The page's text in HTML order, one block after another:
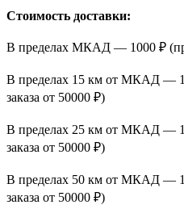
Стоимость доставки:
В пределах МКАД — 1000 ₽
В пределах 15 км от МКАД —
заказа от 50000 ₽)
В пределах 25 км от МКАД —
заказа от 50000 ₽)
В пределах 50 км от МКАД —
заказа от 50000 ₽)